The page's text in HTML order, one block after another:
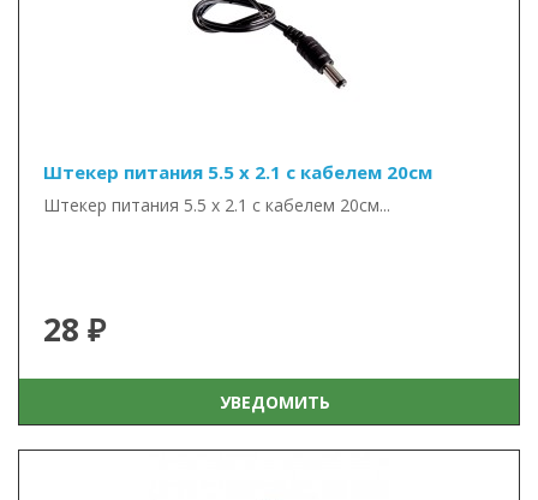
Штекер питания 5.5 х 2.1 с кабелем 20см
Штекер питания 5.5 х 2.1 с кабелем 20см...
28 ₽
УВЕДОМИТЬ